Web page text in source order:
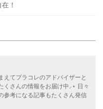
！
えてプラコレのアドバイザーと
くさんの情報をお届け中⸝⋆ 日々
参考になる記事もたくさん発信